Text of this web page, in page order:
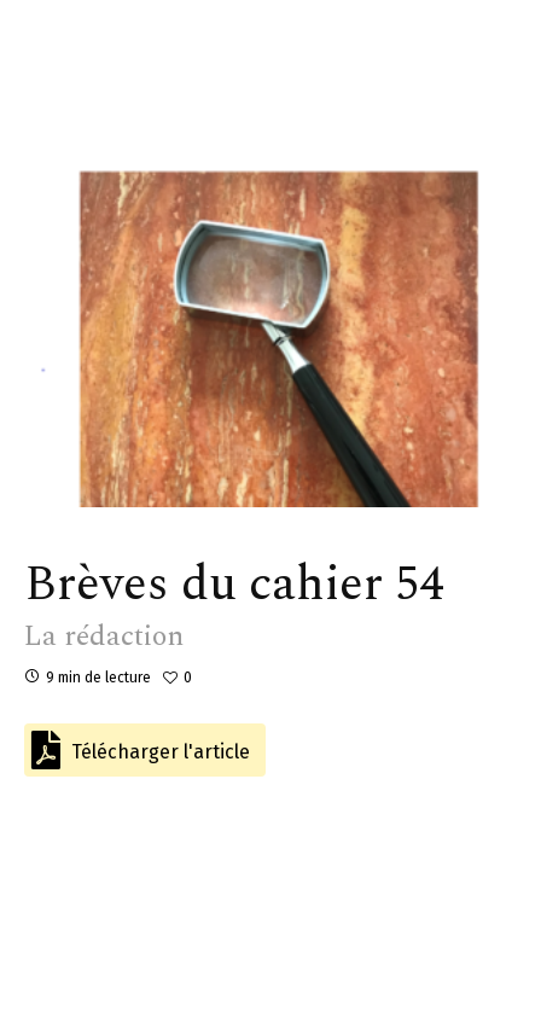
Brèves du cahier 54
La rédaction
9 min de lecture 0
Télécharger l'article